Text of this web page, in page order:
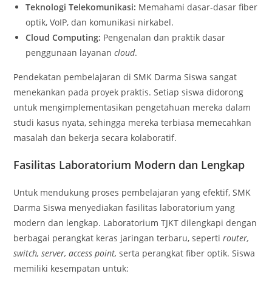
Teknologi Telekomunikasi: Memahami dasar-dasar fiber
optik, VoIP, dan komunikasi nirkabel.
Cloud Computing: Pengenalan dan praktik dasar
penggunaan layanancloud.
Pendekatan pembelajaran di SMK Darma Siswa sangat
menekankan pada proyek praktis. Setiap siswa didorong
untuk mengimplementasikan pengetahuan mereka dalam
studi kasus nyata, sehingga mereka terbiasa memecahkan
masalah dan bekerja secara kolaboratif.
Fasilitas Laboratorium Modern dan Lengkap
Untuk mendukung proses pembelajaran yang efektif, SMK
Darma Siswa menyediakan fasilitas laboratorium yang
modern dan lengkap. Laboratorium TJKT dilengkapi dengan
berbagai perangkat keras jaringan terbaru, sepertirouter,
switch, server, access point, serta perangkat fiber optik. Siswa
memiliki kesempatan untuk: